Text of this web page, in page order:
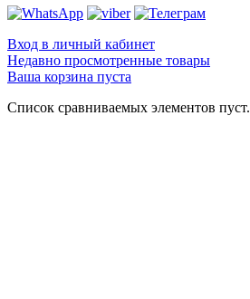
Вход в личный кабинет
Недавно просмотренные товары
Ваша корзина пуста
Список сравниваемых элементов пуст.